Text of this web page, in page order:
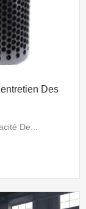
Des
De...